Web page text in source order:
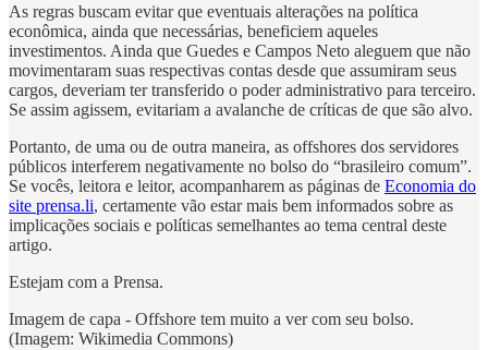
As regras buscam evitar que eventuais alterações na política
econômica, ainda que necessárias, beneficiem aqueles
investimentos. Ainda que Guedes e Campos Neto aleguem que não
movimentaram suas respectivas contas desde que assumiram seus
cargos, deveriam ter transferido o poder administrativo para terceiro.
Se assim agissem, evitariam a avalanche de críticas de que são alvo.
Portanto, de uma ou de outra maneira, as offshores dos servidores
públicos interferem negativamente no bolso do “brasileiro comum”.
Se vocês, leitora e leitor, acompanharem as páginas de Economia do
site prensa.li, certamente vão estar mais bem informados sobre as
implicações sociais e políticas semelhantes ao tema central deste
artigo.
Estejam com a Prensa.
Imagem de capa - Offshore tem muito a ver com seu bolso.
(Imagem: Wikimedia Commons)